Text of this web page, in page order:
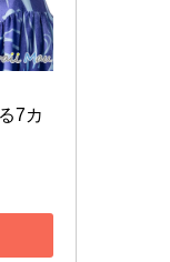
7カ